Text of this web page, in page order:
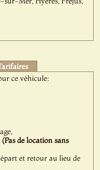
ce véhicule:
(Pas de location sans
et retour au lieu de